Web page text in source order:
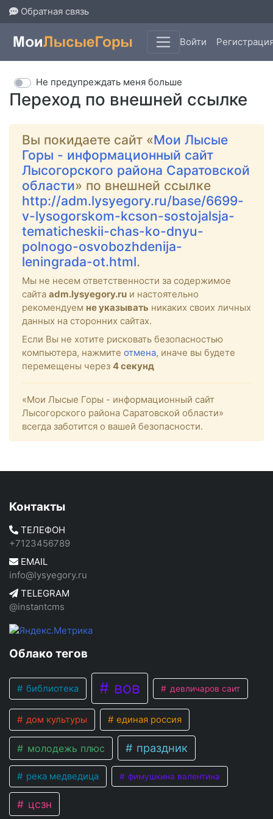
Обратная связь
Войти
Переход по внешней ссылке
Не предупреждать меня больше
Вы покидаете сайт «Мои Лысые
Горы - информационный сайт
Лысогорского района Саратовской
области» по внешней ссылке
http://adm.lysyegory.ru/base/6699-
v-lysogorskom-kcson-sostojalsja-
tematicheskii-chas-ko-dnyu-
polnogo-osvobozhdenija-
leningrada-ot.html.
Мы не несем ответственности за содержимое
сайта adm.lysyegory.ru и настоятельно
рекомендуем не указывать никаких своих личных
данных на сторонних сайтах.
Если Вы не хотите рисковать безопасностью
компьютера, нажмите отмена, иначе вы будете
перемещены через 4секунд
«Мои Лысые Горы - информационный сайт
Лысогорского района Саратовской области»
всегда заботится о вашей безопасности.
Контакты
ТЕЛЕФОН
+7123456789
EMAIL
info@lysyegory.ru
TELEGRAM
@instantcms
Облако тегов
библиотека вов девличаров саит
дом культуры единая россия
молодежь плюс праздник
река медведица фимушкина валентина
цсзн